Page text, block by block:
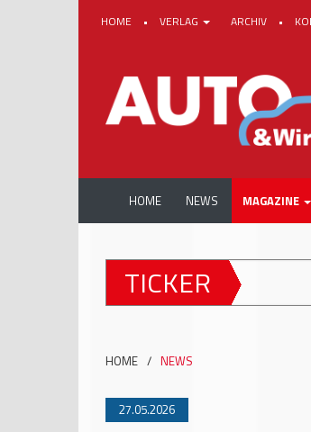
HOME • VERLAG ARCHIV •
HOME NEWS MAGAZINE
TICKER
HOME / NEWS
27.05.2026